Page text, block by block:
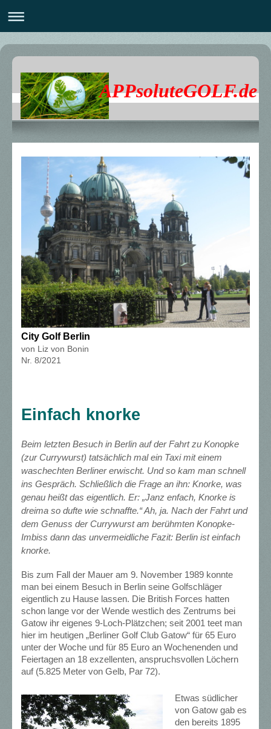
APPsoluteGOLF.de
City Golf Berlin
von Liz von Bonin
Nr. 8/2021
Einfach knorke
Beim letzten Besuch in Berlin auf der Fahrt zu Konopke
(zur Currywurst) tatsächlich mal ein Taxi mit einem
waschechten Berliner erwischt. Und so kam man schnell
ins Gespräch. Schließlich die Frage an ihn: Knorke, was
genau heißt das eigentlich. Er: „Janz enfach, Knorke is
dreima so dufte wie schnaffte.“ Ah, ja. Nach der Fahrt und
dem Genuss der Currywurst am berühmten Konopke-
Imbiss dann das unvermeidliche Fazit: Berlin ist einfach
knorke.
Bis zum Fall der Mauer am 9. November 1989 konnte
man bei einem Besuch in Berlin seine Golfschläger
eigentlich zu Hause lassen. Die British Forces hatten
schon lange vor der Wende westlich des Zentrums bei
Gatow ihr eigenes 9-Loch-Plätzchen; seit 2001 teet man
hier im heutigen „Berliner Golf Club Gatow“ für 65 Euro
unter der Woche und für 85 Euro an Wochenenden und
Feiertagen an 18 exzellenten, anspruchsvollen Löchern
auf (5.825 Meter von Gelb, Par 72).
Etwas südlicher
von Gatow gab es
den bereits 1895